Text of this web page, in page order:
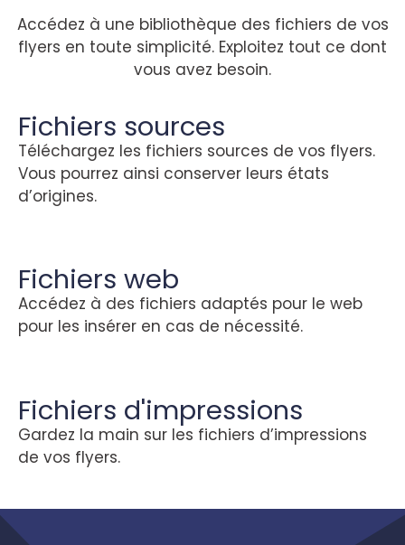
Accédez à une bibliothèque des fichiers de vos
flyers en toute simplicité. Exploitez tout ce dont
vous avez besoin.
Fichiers sources
Téléchargez les fichiers sources de vos flyers.
Vous pourrez ainsi conserver leurs états
d’origines.
Fichiers web
Accédez à des fichiers adaptés pour le web
pour les insérer en cas de nécessité.
Fichiers d'impressions
Gardez la main sur les fichiers d’impressions
de vos flyers.